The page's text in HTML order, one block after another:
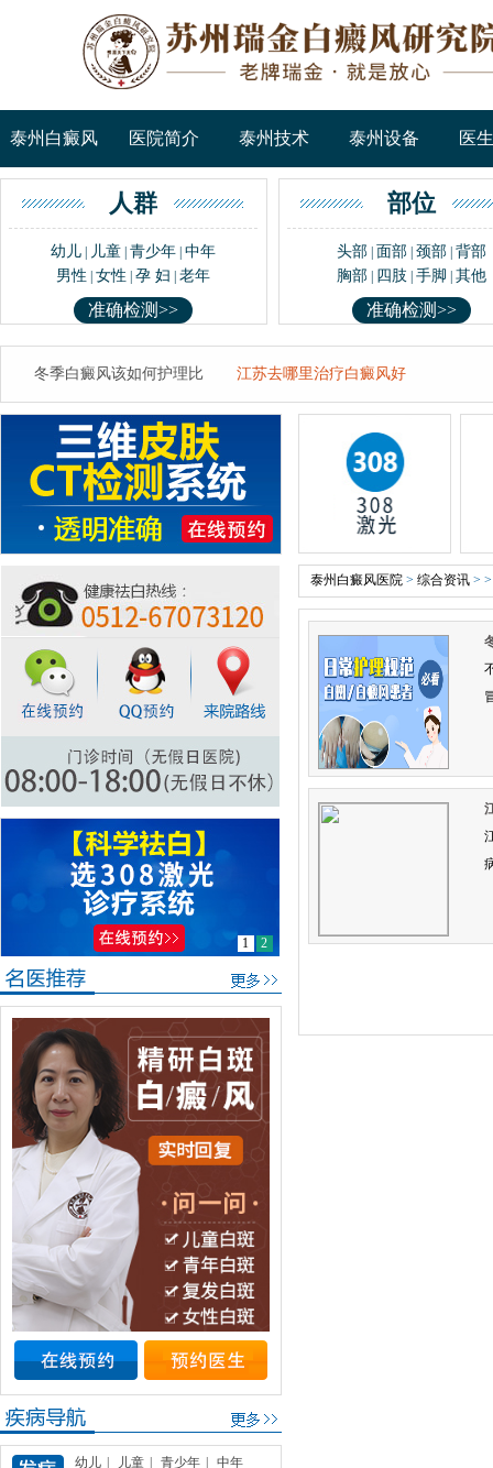
泰州白癜风 医院简介 泰州技术 泰州设备 医
人群
幼儿 儿童 |青少年 |中年
男性 |女性 |孕 妇 |老年
准确检测>>
部位
头部| 面部| 颈部| 背部
胸部| 四肢 手脚 其他
准确检测>>
冬季白癜风该如何护理比 江苏去哪里治疗白癜风好
1 2
幼儿 儿童 青少年
中年
泰州白癜风医院 > 综合资讯 > >